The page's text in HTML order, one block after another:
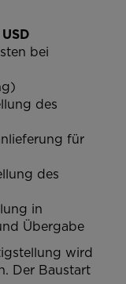
bei
des
für
des
in
Übergabe
wird
Der Baustart